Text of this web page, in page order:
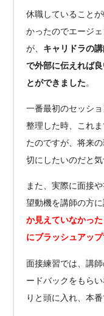
休職していること
かったのでエージ
が、 キャリドラの
で外部に伝えれば
とができました 。
一番最初のセッシ
整理した時、これ
たのですが、将来
切にしたいのだと気
また、実際に面接
望動機を講師の方に
か見えていなかっ
にブラッシュアッ
面接練習では、講
ードバックをもら
りと頭に入れ、本